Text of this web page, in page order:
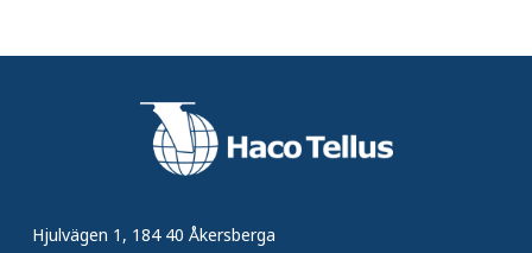
Hjulvägen 1, 184 40 Åkersberga